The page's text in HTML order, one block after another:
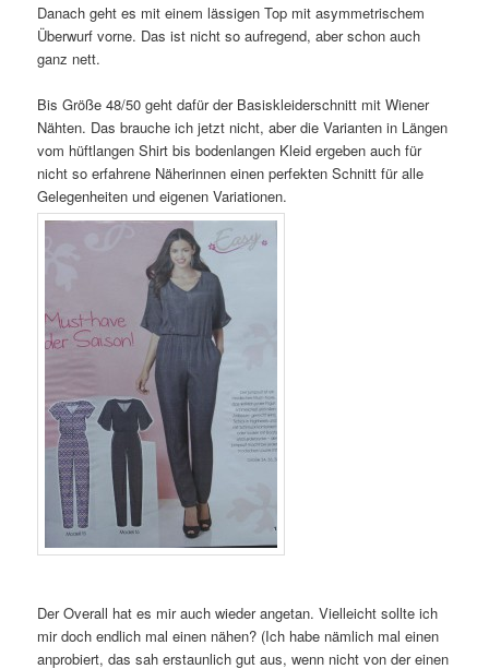
Danach geht es mit einem lässigen Top mit asymmetrischem
Überwurf vorne. Das ist nicht so aufregend, aber schon auch
ganz nett.
Bis Größe 48/50 geht dafür der Basiskleiderschnitt mit Wiener
Nähten. Das brauche ich jetzt nicht, aber die Varianten in Längen
vom hüftlangen Shirt bis bodenlangen Kleid ergeben auch für
nicht so erfahrene Näherinnen einen perfekten Schnitt für alle
Gelegenheiten und eigenen Variationen.
Der Overall hat es mir auch wieder angetan. Vielleicht sollte ich
mir doch endlich mal einen nähen? (Ich habe nämlich mal einen
anprobiert, das sah erstaunlich gut aus, wenn nicht von der einen